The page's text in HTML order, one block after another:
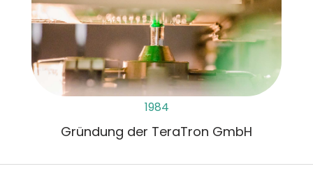
1984
Gründung der TeraTron GmbH